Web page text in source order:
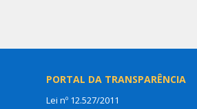
PORTAL DA TRANSPARÊNCIA
Lei nº 12.527/2011